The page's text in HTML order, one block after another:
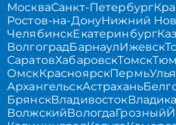
МоскваСанкт-Петербург
Ростов-на-ДонуНижний
ЧелябинскЕкатеринбург
ВолгоградБарнаулИжевск
СаратовХабаровскТомск
ОмскКрасноярскПермь
АрхангельскАстрахань
БрянскВладивосток
ВолжскийВологдаГрозный